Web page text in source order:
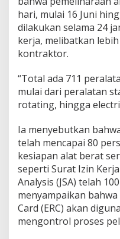
hari, mulai 16 Juni
dilakukan selama 24
kerja, melibatkan
kontraktor.
“Total ada 711
mulai dari peralatan
rotating, hingga
Ia menyebutkan
telah mencapai 80
kesiapan alat berat
seperti Surat Izin Kerja
Analysis (JSA) telah
menyampaikan
Card (ERC) akan
mengontrol proses